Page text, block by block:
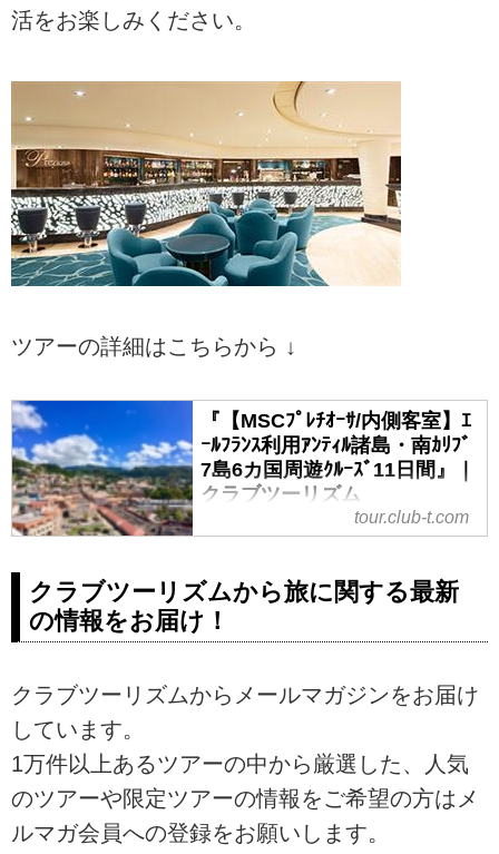
活をお楽しみください。
ツアーの詳細はこちらから ↓
『【MSCﾌﾟﾚﾁｵｰｻ/内側客室】ｴ
ｰﾙﾌﾗﾝｽ利用ｱﾝﾃｨﾙ諸島・南ｶﾘﾌﾞ
7島6カ国周遊ｸﾙｰｽﾞ11日間』｜
クラブツーリズム
『【MSCﾌﾟﾚﾁｵｰｻ/内側客室】ｴｰﾙﾌﾗ
周遊ｸﾙｰｽﾞ11日間』の紹介をしてい
ます。ツアー・旅行のお申込なら
クラブツーリズム。
tour.club-t.com
クラブツーリズムから旅に関する最新
の情報をお届け！
クラブツーリズムからメールマガジンをお届け
しています。
1万件以上あるツアーの中から厳選した、人気
のツアーや限定ツアーの情報をご希望の方はメ
ルマガ会員への登録をお願いします。